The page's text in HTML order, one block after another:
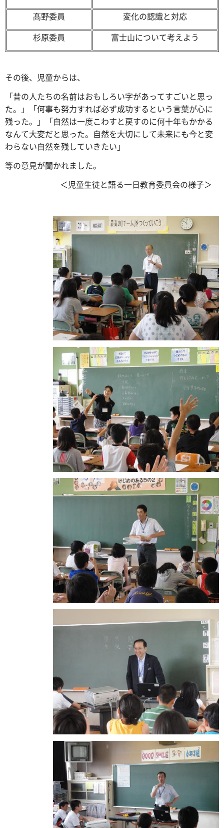
髙野委員
変化の認識と対応
杉原委員
富士山について考えよう
その後、児童からは、
「昔の人たちの名前はおもしろい字があってすごいと思っ
た。」「何事も努力すれば必ず成功するという言葉が心に
残った。」「自然は一度こわすと戻すのに何十年もかかる
なんて大変だと思った。自然を大切にして未来にも今と変
わらない自然を残していきたい」
等の意見が聞かれました。
＜児童生徒と語る一日教育委員会の様子＞